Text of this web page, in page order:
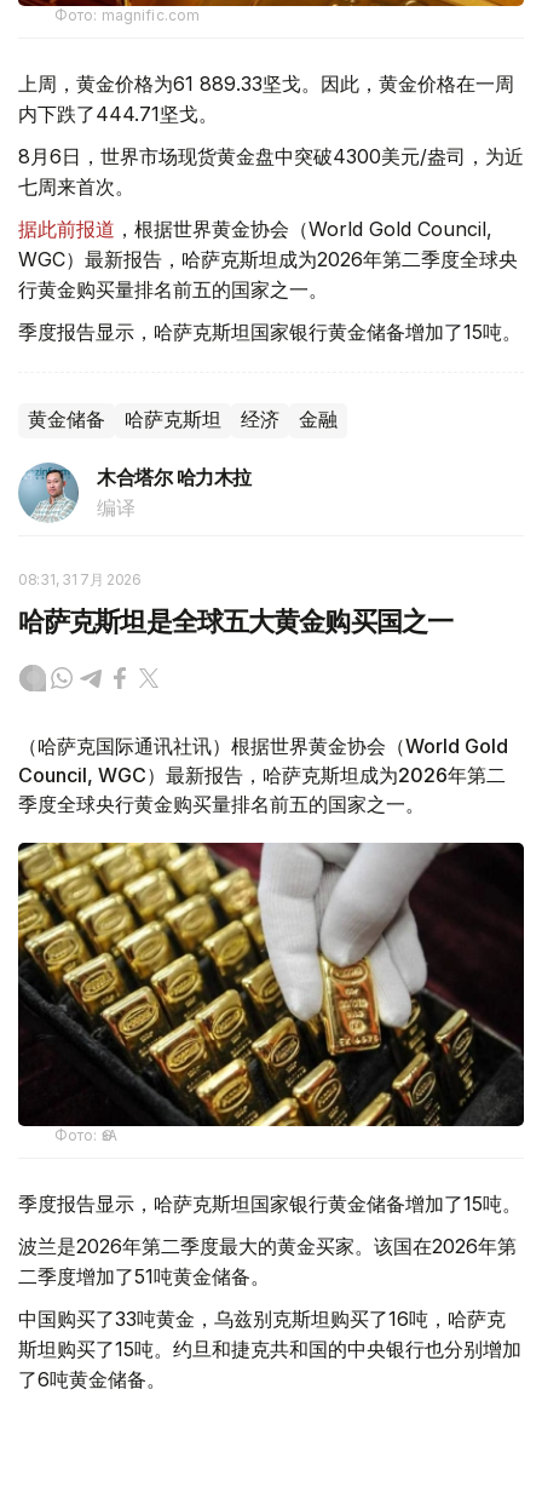
Фото: magnific.com
上周，黄金价格为61 889.33坚戈。因此，黄金价格在一周
内下跌了444.71坚戈。
8月6日，世界市场现货黄金盘中突破4300美元/盎司，为近
七周来首次。
据此前报道 ，根据世界黄金协会（World Gold Council,
WGC）最新报告，哈萨克斯坦成为2026年第二季度全球央
行黄金购买量排名前五的国家之一。
季度报告显示，哈萨克斯坦国家银行黄金储备增加了15吨。
黄金储备 哈萨克斯坦 经济 金融
木合塔尔 哈力木拉
编译
08:31, 31 7月 2026
哈萨克斯坦是全球五大黄金购买国之一
（哈萨克国际通讯社讯）根据世界黄金协会（World Gold
Council, WGC）最新报告，哈萨克斯坦成为2026年第二
季度全球央行黄金购买量排名前五的国家之一。
Фото: ӨзА
季度报告显示，哈萨克斯坦国家银行黄金储备增加了15吨。
波兰是2026年第二季度最大的黄金买家。该国在2026年第
二季度增加了51吨黄金储备。
中国购买了33吨黄金，乌兹别克斯坦购买了16吨，哈萨克
斯坦购买了15吨。约旦和捷克共和国的中央银行也分别增加
了6吨黄金储备。